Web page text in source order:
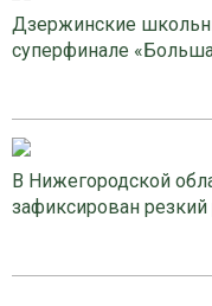
Дзержинские
суперфинале
В Нижегородской
зафиксирован резкий